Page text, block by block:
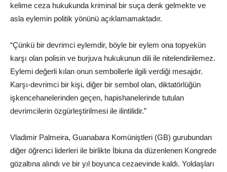
kelime ceza hukukunda kriminal bir suça denk gelmekte ve
asla eylemin politik yönünü açıklamamaktadır.
“Çünkü bir devrimci eylemdir, böyle bir eylem ona topyekün
karşı olan polisin ve burjuva hukukunun dili ile nitelendirilemez.
Eylemi değerli kılan onun sembollerle ilgili verdiği mesajdır.
Karşı-devrimci bir kişi, diğer bir sembol olan, diktatörlüğün
işkencehanelerinden geçen, hapishanelerinde tutulan
devrimcilerin özgürleştirilmesi ile ilintilidir.”
Vladimir Palmeira, Guanabara Komüniştleri (GB) gurubundan
diğer öğrenci liderleri ile birlikte İbiuna da düzenlenen Kongrede
gözaltına alındı ve bir yıl boyunca cezaevinde kaldı. Yoldaşları